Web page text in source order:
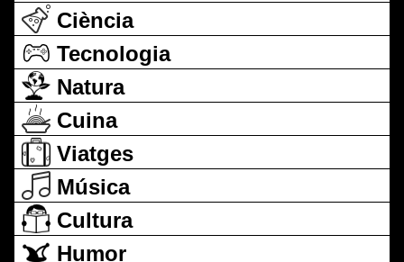
Ciència
Tecnologia
Natura
Cuina
Viatges
Música
Cultura
Humor